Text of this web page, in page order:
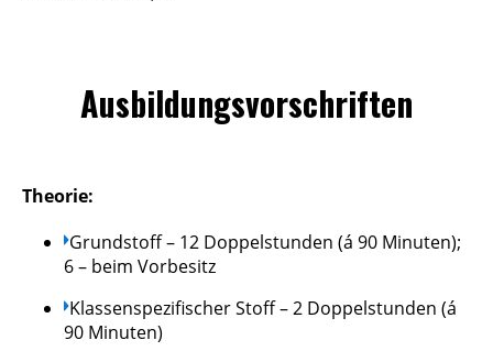
Ausbildungsvorschriften
Theorie:
Grundstoff – 12 Doppelstunden (á 90 Minuten);
6 – beim Vorbesitz
Klassenspezifischer Stoff – 2 Doppelstunden (á
90 Minuten)